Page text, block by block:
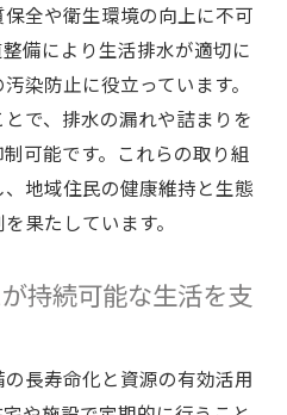
全や衛生環境の向上に不可
備により生活排水が適切に
染防止に役立っています。
で、排水の漏れや詰まりを
可能です。これらの取り組
地域住民の健康維持と生態
果たしています。
持続可能な生活を支
長寿命化と資源の有効活用